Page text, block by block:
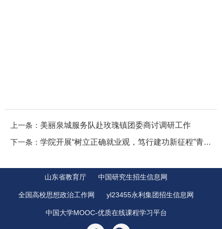
上一条： 美丽泉城服务队赴玫瑰镇团委商讨调研工作
下一条：学院开展“树立正确就业观，笃行建功新征程”青年大学习活动
山东省教育厅 中国研究生招生信息网
全国高校思想政治工作网 yl23455永利集团招生信息网
中国大学MOOC-优质在线课程学习平台